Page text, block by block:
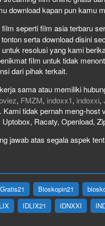
download kapan pun kamu
seperti film asia terbaru
serta download disini
resolusi yang kami
film untuk tidak
dari pihak terkait.
sama atau memiliki
, FMZM, indoxx1, indoxxi,
Kami tidak pernah meng-host
Racaty, Openload,
jawab atas segala aspek
Bioskopin21
IDLIX21 IDNXXI